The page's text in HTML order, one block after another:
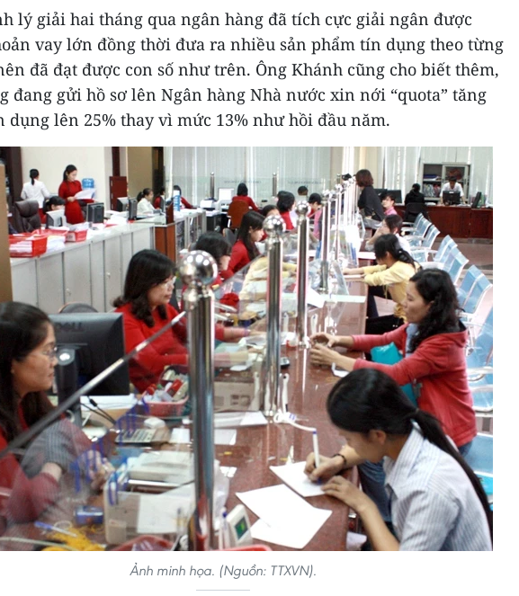
lý giải hai tháng qua ngân hàng đã tích cực giải ngân được
vay lớn đồng thời đưa ra nhiều sản phẩm tín dụng theo từng
đã đạt được con số như trên. Ông Khánh cũng cho biết thêm,
đang gửi hồ sơ lên Ngân hàng Nhà nước xin nới “quota” tăng
lên 25% thay vì mức 13% như hồi đầu năm.
Ảnh minh họa. (Nguồn: TTXVN).